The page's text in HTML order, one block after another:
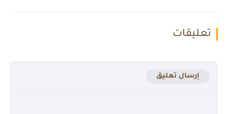
تعليقات
إرسال تعليق